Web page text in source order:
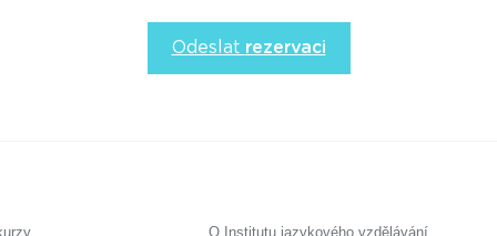
Odeslat rezervaci
O Institutu jazykového vzdělávání